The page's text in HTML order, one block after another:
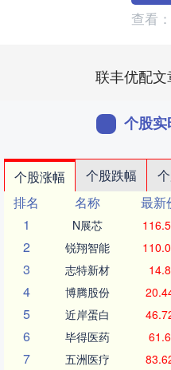
查看：
联丰优配
个股
个股涨幅 个股跌幅
排名
名称 最新
1
N展芯
2 锐翔智能
3 志特新材 14.8
4 博腾股份
5 近岸蛋白
6 毕得医药 61.6
7 五洲医疗